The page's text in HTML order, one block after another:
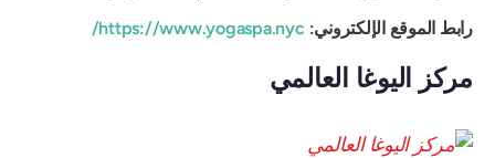
رابط الموقع الإلكتروني:https://www.yogaspa.nyc/
مركز اليوغا العالمي